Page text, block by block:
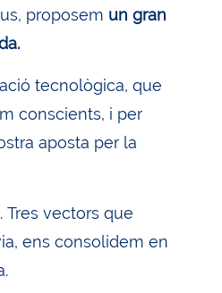
proposem un gran
tecnològica, que
conscients, i per
aposta per la
Tres vectors que
ens consolidem en